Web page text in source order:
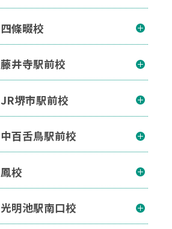
四條畷校
藤井寺駅前校
JR堺市駅前校
中百舌鳥駅前校
鳳校
光明池駅南口校